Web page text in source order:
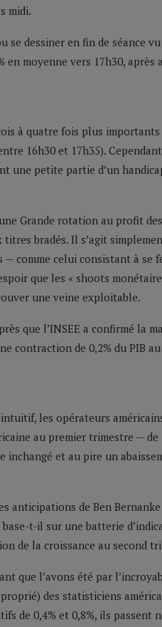
midi.
se dessiner en fin de séance
en moyenne vers 17h30,
à quatre fois plus
16h30 et 17h35).
petite partie d’un
Grande rotation au profit
bradés. Il s’agit
— comme celui consistant à
que les « shoots
une veine exploitable.
que l’INSEE a confirmé la
contraction de 0,2% du PIB
les opérateurs
au premier trimestre — de
et au pire un
anticipations de Ben
t-il sur une batterie
de la croissance au second
que l’avons été par
des statisticiens
de 0,4% et 0,8%, ils passent